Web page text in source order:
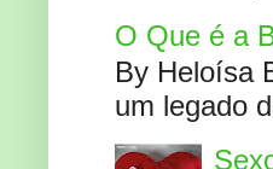
O Que é a
By Heloísa
um legado